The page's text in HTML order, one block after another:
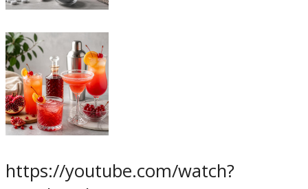
https://youtube.com/watch?